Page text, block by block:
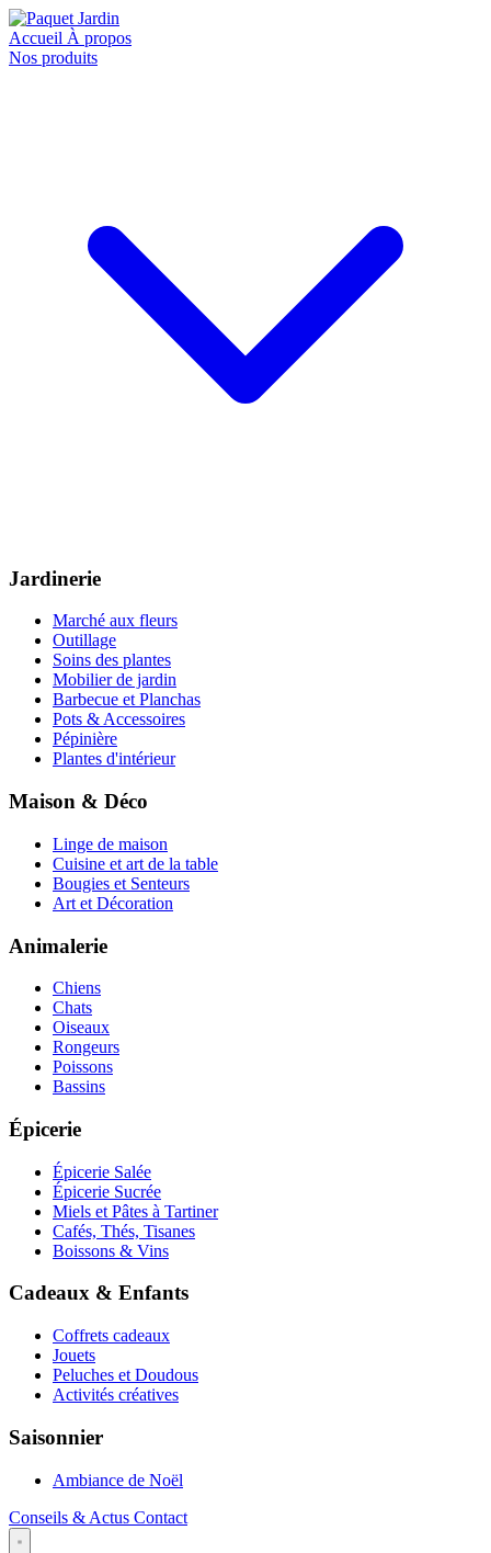
Accueil À propos
Nos produits
Jardinerie
Marché aux fleurs
Outillage
Soins des plantes
Mobilier de jardin
Barbecue et Planchas
Pots & Accessoires
Pépinière
Plantes d'intérieur
Maison & Déco
Linge de maison
Cuisine et art de la table
Bougies et Senteurs
Art et Décoration
Animalerie
Chiens
Chats
Oiseaux
Rongeurs
Poissons
Bassins
Épicerie
Épicerie Salée
Épicerie Sucrée
Miels et Pâtes à Tartiner
Cafés, Thés, Tisanes
Boissons & Vins
Cadeaux & Enfants
Coffrets cadeaux
Jouets
Peluches et Doudous
Activités créatives
Saisonnier
Ambiance de Noël
Conseils & Actus Contact